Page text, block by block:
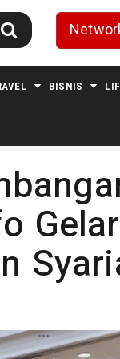
BISNIS